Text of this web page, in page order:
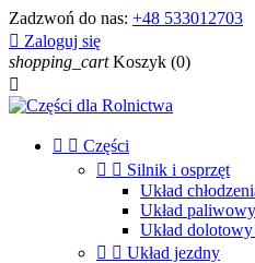
Zadzwoń do nas: +48 533012703
 Zaloguj się
shopping_cart Koszyk (0)

  Części
  Silnik i osprzęt
Układ
Układ paliwowy
Układ
  Układ jezdny